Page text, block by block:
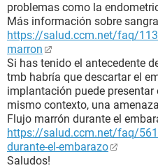
problemas como la
Más información sobre
https://salud.ccm.net/faq/
marron
Si has tenido el antecedente
tmb habría que descartar el
implantación puede presentar
mismo contexto, una
Flujo marrón durante el
https://salud.ccm.net/faq/
durante-el-embarazo
Saludos!